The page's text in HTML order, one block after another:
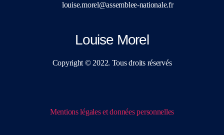
louise.morel@assemblee-nationale.fr
Louise Morel
Copyright © 2022. Tous droits réservés
Mentions légales et données personnelles